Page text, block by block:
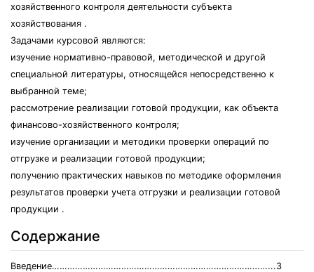
хозяйственного контроля деятельности субъекта
хозяйствования .
Задачами курсовой являются:
изучение нормативно-правовой, методической и другой
специальной литературы, относящейся непосредственно к
выбранной теме;
рассмотрение реализации готовой продукции, как объекта
финансово-хозяйственного контроля;
изучение организации и методики проверки операций по
отгрузке и реализации готовой продукции;
получению практических навыков по методике оформления
результатов проверки учета отгрузки и реализации готовой
продукции .
Содержание
Введение…………………………………………………………………………...3